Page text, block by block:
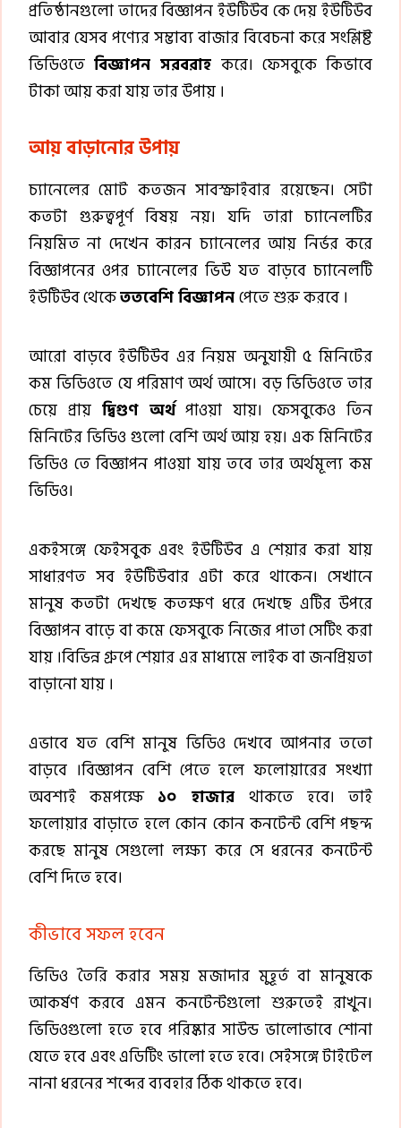
প্রতিষ্ঠানগুলো তাদের বিজ্ঞাপন ইউটিউব কে দেয় ইউটিউব
আবার যেসব পণ্যের সম্ভাব্য বাজার বিবেচনা করে সংশ্লিষ্ট
ভিডিওতেবিজ্ঞাপন সরবরাহ করে। ফেসবুকে কিভাবে
টাকা আয় করা যায় তার উপায় ।
আয় বাড়ানোর উপায়
চ্যানেলের মোট কতজন সাবস্ক্রাইবার রয়েছেন। সেটা
কতটা গুরুত্বপূর্ণ বিষয় নয়। যদি তারা চ্যানেলটির
নিয়মিত না দেখেন কারন চ্যানেলের আয় নির্ভর করে
বিজ্ঞাপনের ওপর চ্যানেলের ভিউ যত বাড়বে চ্যানেলটি
ইউটিউব থেকেততবেশি বিজ্ঞাপনপেতে শুরু করবে ।
আরো বাড়বে ইউটিউব এর নিয়ম অনুযায়ী ৫ মিনিটের
কম ভিডিওতে যে পরিমাণ অর্থ আসে। বড় ভিডিওতে তার
চেয়ে প্রায়দ্বিগুণ অর্থপাওয়া যায়। ফেসবুকেও তিন
মিনিটের ভিডিও গুলো বেশি অর্থ আয় হয়। এক মিনিটের
ভিডিও তে বিজ্ঞাপন পাওয়া যায় তবে তার অর্থমূল্য কম
ভিডিও।
একইসঙ্গে ফেইসবুক এবং ইউটিউব এ শেয়ার করা যায়
সাধারণত সব ইউটিউবার এটা করে থাকেন। সেখানে
মানুষ কতটা দেখছে কতক্ষণ ধরে দেখছে এটির উপরে
বিজ্ঞাপন বাড়ে বা কমে ফেসবুকে নিজের পাতা সেটিং করা
যায় ।বিভিন্ন গ্রুপে শেয়ার এর মাধ্যমে লাইক বা জনপ্রিয়তা
বাড়ানো যায় ।
এভাবে যত বেশি মানুষ ভিডিও দেখবে আপনার ততো
বাড়বে ।বিজ্ঞাপন বেশি পেতে হলে ফলোয়ারের সংখ্যা
অবশ্যই কমপক্ষে ১০ হাজার থাকতে হবে। তাই
ফলোয়ার বাড়াতে হলে কোন কোন কনটেন্ট বেশি পছন্দ
করছে মানুষ সেগুলো লক্ষ্য করে সে ধরনের কনটেন্ট
বেশি দিতে হবে।
কীভাবে সফল হবেন
ভিডিও তৈরি করার সময় মজাদার মুহূর্ত বা মানুষকে
আকর্ষণ করবে এমন কনটেন্টগুলো শুরুতেই রাখুন।
ভিডিওগুলো হতে হবে পরিষ্কার সাউন্ড ভালোভাবে শোনা
যেতে হবে এবং এডিটিং ভালো হতে হবে। সেইসঙ্গে টাইটেল
নানা ধরনের শব্দের ব্যবহার ঠিক থাকতে হবে।